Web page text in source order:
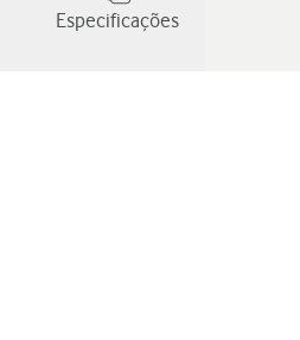
Especificações